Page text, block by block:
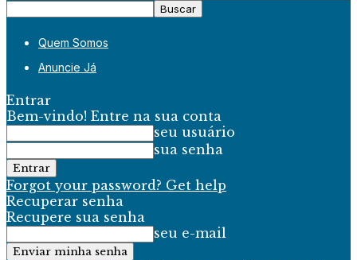
Quem Somos
Anuncie Já
Entrar
Bem-vindo! Entre na sua conta
seu usuário
sua senha
Forgot your password? Get help
Recuperar senha
Recupere sua senha
seu e-mail